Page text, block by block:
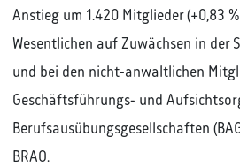
Anstieg um 1.420 Mitglieder (+0,83
Wesentlichen auf Zuwächsen in der
und bei den nicht-anwaltlichen
Geschäftsführungs- und
Berufsausübungsgesellschaften
BRAO.